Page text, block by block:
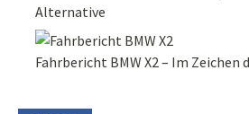
Alternative
Fahrbericht BMW X2 – Im Zeichen